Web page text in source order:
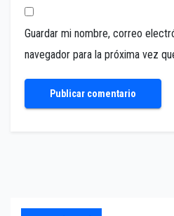
Guardar mi nombre, correo
navegador para la próxima vez